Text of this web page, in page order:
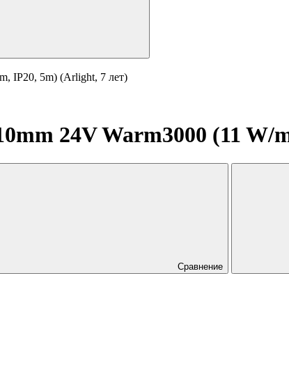
IP20, 5m) (Arlight, 7 лет)
24V Warm3000 (11
Сравнение